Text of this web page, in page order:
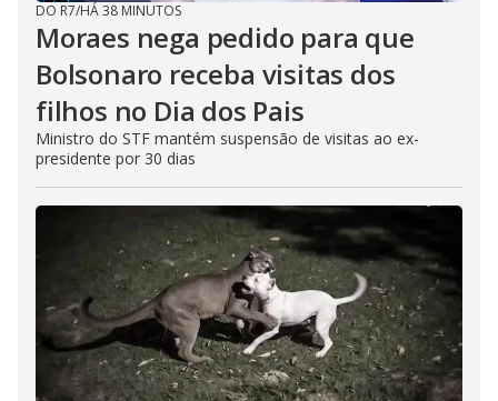
DO R7/HÁ 38 MINUTOS
Moraes nega pedido para que
Bolsonaro receba visitas dos
filhos no Dia dos Pais
Ministro do STF mantém suspensão de visitas ao ex-
presidente por 30 dias